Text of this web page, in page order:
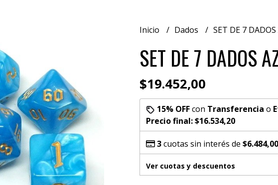
Inicio Dados SET DE 7
SET DE 7 DADOS
$19.452,00
15% OFFcon Transferencia o
Precio final:$16.534,20
3cuotas sin interés de $6.484,00
Ver cuotas y descuentos